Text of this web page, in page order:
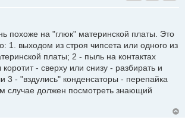
похоже на "глюк" материнской платы. Это
1. выходом из строя чипсета или одного из
платы; 2 - пыль на контактах
- сверху или снизу - разбирать и
3 - "вздулись" конденсаторы - перепайка
случае должен посмотреть знающий